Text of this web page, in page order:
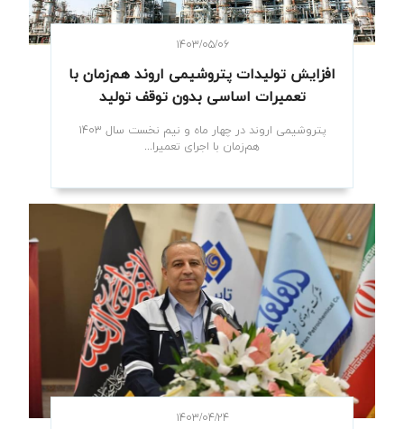
۱۴۰۳/۰۵/۰۶
افزایش تولیدات پتروشیمی اروند هم‌زمان با
تعمیرات اساسی بدون توقف تولید
پتروشیمی اروند در چهار ماه و نیم نخست سال ۱۴۰۳
هم‌زمان با اجرای تعمیرا...
۱۴۰۳/۰۴/۲۴